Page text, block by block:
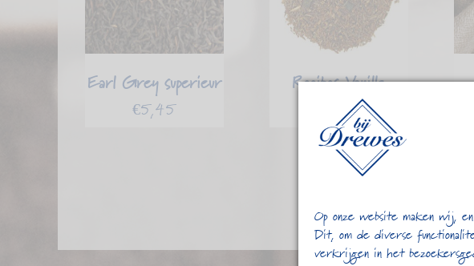
Earl Grey superieur
€5,45
Rooibos Vanille
4,95
Op onze website maken wij,
Dit, om de diverse
verkrijgen in het